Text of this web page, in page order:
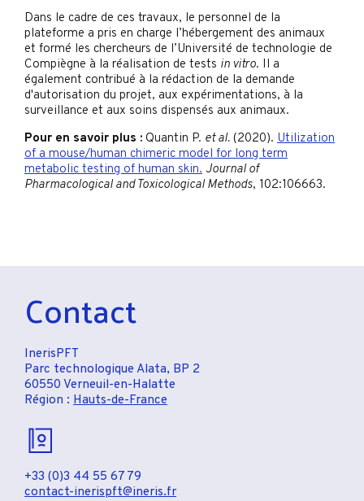
Dans le cadre de ces travaux, le personnel de la
plateforme a pris en charge l’hébergement des animaux
et formé les chercheurs de l’Université de technologie de
Compiègne à la réalisation de tests in vitro. Il a
également contribué à la rédaction de la demande
d'autorisation du projet, aux expérimentations, à la
surveillance et aux soins dispensés aux animaux.
Pour en savoir plus : Quantin P. et al. (2020). Utilization
of a mouse/human chimeric model for long term
metabolic testing of human skin. Journal of
Pharmacological and Toxicological Methods, 102:106663.
Contact
InerisPFT
Parc technologique Alata, BP 2
60550 Verneuil-en-Halatte
Région : Hauts-de-France
+33 (0)3 44 55 67 79
contact-inerispft@ineris.fr